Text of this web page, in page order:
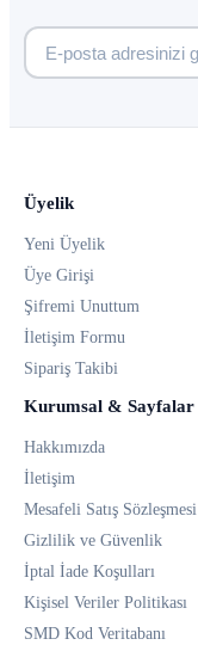
Üyelik
Yeni Üyelik
Üye Girişi
Şifremi Unuttum
İletişim Formu
Sipariş Takibi
Kurumsal & Sayfalar
Hakkımızda
İletişim
Mesafeli Satış Sözleşmesi
Gizlilik ve Güvenlik
İptal İade Koşulları
Kişisel Veriler Politikası
SMD Kod Veritabanı